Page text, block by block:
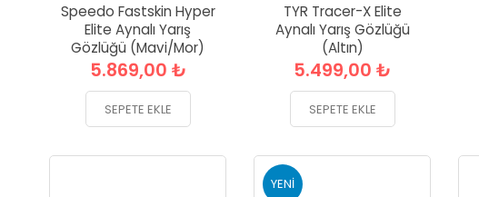
Speedo Fastskin Hyper
Elite Aynalı Yarış
Gözlüğü (Mavi/Mor)
5.869,00 ₺
SEPETE EKLE
TYR Tracer-X Elite
Aynalı Yarış Gözlüğü
(Altın)
5.499,00 ₺
SEPETE EKLE
YENI